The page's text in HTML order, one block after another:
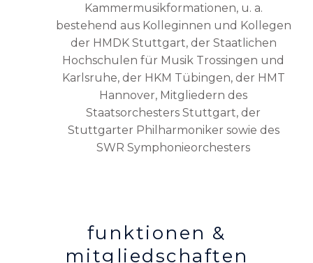
Kammermusikformationen, u. a.
bestehend aus Kolleginnen und Kollegen
der HMDK Stuttgart, der Staatlichen
Hochschulen für Musik Trossingen und
Karlsruhe, der HKM Tübingen, der HMT
Hannover, Mitgliedern des
Staatsorchesters Stuttgart, der
Stuttgarter Philharmoniker sowie des
SWR Symphonieorchesters
funktionen &
mitgliedschaften